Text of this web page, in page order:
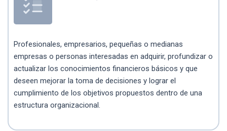
Profesionales, empresarios, pequeñas o medianas
empresas o personas interesadas en adquirir, profundizar o
actualizar los conocimientos financieros básicos y que
deseen mejorar la toma de decisiones y lograr el
cumplimiento de los objetivos propuestos dentro de una
estructura organizacional.